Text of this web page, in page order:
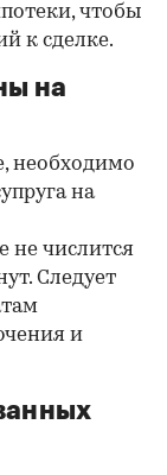
чтобы
к сделке.
на
необходимо
на
не числится
Следует
и